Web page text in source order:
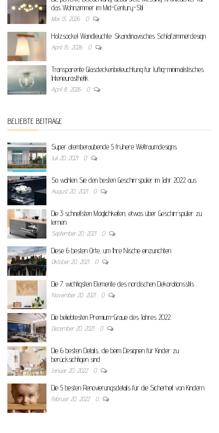
das Wohnzimmer im Mid-Century-Stil
Mai 13, 2026 0
Holzsockel Wandleuchte: Skandinavisches Schlafzimmerdesign
April 15, 2026 0
Transparente Glasdeckenbeleuchtung für luftig-minimalistisches
Interieurästhetik
April 8, 2026 0
BELIEBTE BEITRÄGE
Super atemberaubende 5 frühere Weltraumdesigns
Juli 20, 2021 0
So wählen Sie den besten Geschirrspüler im Jahr 2022 aus
August 20, 2021 0
Die 3 schnellsten Möglichkeiten, etwas über Geschirrspüler zu
lernen
September 20, 2021 0
Diese 6 besten Orte, um Ihre Nische einzurichten
Oktober 20, 2021 0
Die 7 wichtigsten Elemente des nordischen Dekorationsstils
November 20, 2021 0
Die beliebtesten Premium-Graue des Jahres 2022
Dezember 20, 2021 0
Die 6 besten Details, die beim Designen für Kinder zu
berücksichtigen sind
Januar 20, 2022 0
Die 5 besten Renovierungsdetails für die Sicherheit von Kindern
Februar 20, 2022 0